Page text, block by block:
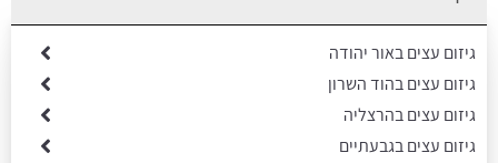
גיזום עצים באור יהודה
גיזום עצים בהוד השרון
גיזום עצים בהרצליה
גיזום עצים בגבעתיים